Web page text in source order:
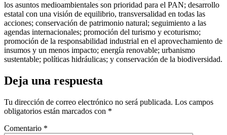
los asuntos medioambientales son prioridad para el PAN; desarrollo
estatal con una visión de equilibrio, transversalidad en todas las
acciones; conservación de patrimonio natural; seguimiento a las
agendas internacionales; promoción del turismo y ecoturismo;
promoción de la responsabilidad industrial en el aprovechamiento de
insumos y un menos impacto; energía renovable; urbanismo
sustentable; políticas hidráulicas; y conservación de la biodiversidad.
Deja una respuesta
Tu dirección de correo electrónico no será publicada. Los campos
obligatorios están marcados con *
Comentario *